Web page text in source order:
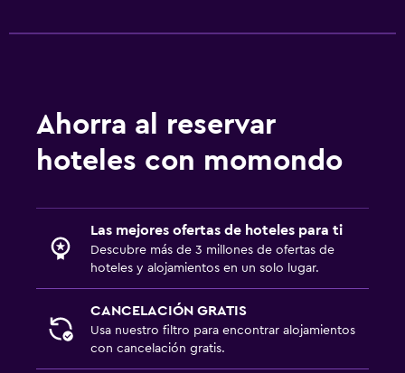
Ahorra al reservar
hoteles con momondo
Las mejores ofertas de hoteles para ti
Descubre más de 3 millones de ofertas de
hoteles y alojamientos en un solo lugar.
CANCELACIÓN GRATIS
Usa nuestro filtro para encontrar alojamientos
con cancelación gratis.